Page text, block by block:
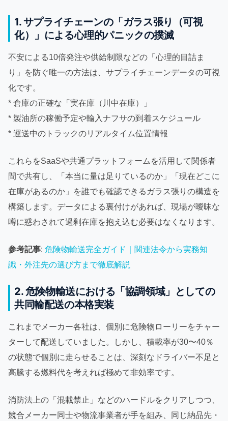
1. サプライチェーンの「ガラス張り（可視
化）」による心理的パニックの撲滅
不安による10倍発注や供給制限などの「心理的目詰ま
り」を防ぐ唯一の方法は、サプライチェーンデータの可視
化です。
* 倉庫の正確な「実在庫（川中在庫）」
* 製油所の稼働予定や輸入ナフサの到着スケジュール
* 運送中のトラックのリアルタイム位置情報
これらをSaaSや共通プラットフォームを活用して関係者
間で共有し、「本当に量は足りているのか」「現在どこに
在庫があるのか」を誰でも確認できるガラス張りの構造を
構築します。データによる裏付けがあれば、現場が曖昧な
噂に惑わされて過剰在庫を抱え込む必要はなくなります。
参考記事: 危険物輸送完全ガイド｜関連法令から実務知
識・外注先の選び方まで徹底解説
2. 危険物輸送における「協調領域」としての
共同輸配送の本格実装
これまでメーカー各社は、個別に危険物ローリーをチャー
ターして配送していました。しかし、積載率が30〜40％
の状態で個別に走らせることは、深刻なドライバー不足と
高騰する燃料代を考えれば極めて非効率です。
消防法上の「混載禁止」などのハードルをクリアしつつ、
競合メーカー同士や物流事業者が手を組み、同じ納品先・